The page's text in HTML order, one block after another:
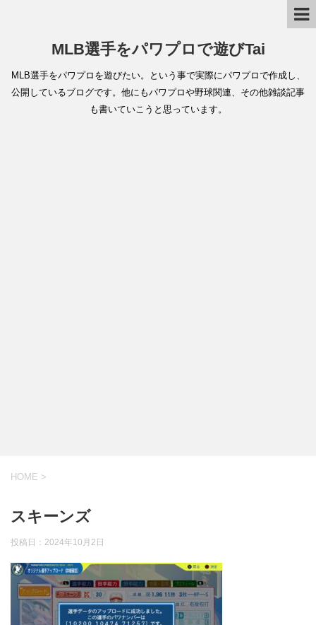
MLB選手をパワプロで遊びTai
MLB選手をパワプロを遊びたい。という事で実際にパワプロで作成し、
公開しているブログです。他にもパワプロや野球関連、その他雑談記事
も書いていこうと思っています。
HOME >
スキーンズ
投稿日： 2024年10月2日